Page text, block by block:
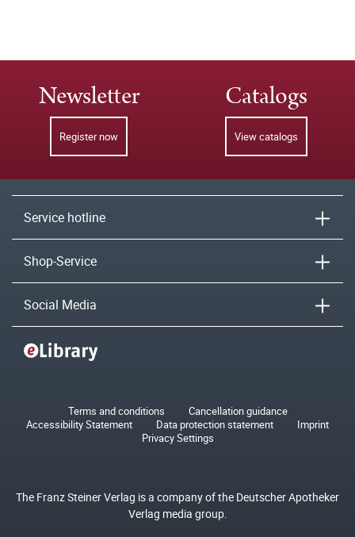
Newsletter
Register now
Catalogs
View catalogs
Service hotline
Shop-Service
Social Media
Terms and conditions
Cancellation guidance
Accessibility Statement
Data protection statement
Imprint
Privacy Settings
The Franz Steiner Verlag is a company of the Deutscher Apotheker
Verlag media group.